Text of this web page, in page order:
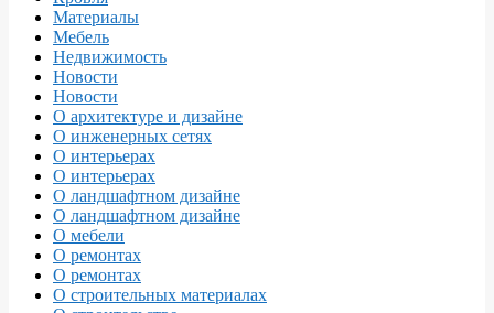
Материалы
Мебель
Недвижимость
Новости
Новости
О архитектуре и дизайне
О инженерных сетях
О интерьерах
О интерьерах
О ландшафтном дизайне
О ландшафтном дизайне
О мебели
О ремонтах
О ремонтах
О строительных материалах